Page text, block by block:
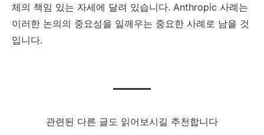
체의 책임 있는 자세에 달려 있습니다. Anthropic 사례는
이러한 논의의 중요성을 일깨우는 중요한 사례로 남을 것
입니다.
관련된 다른 글도 읽어보시길 추천합니다